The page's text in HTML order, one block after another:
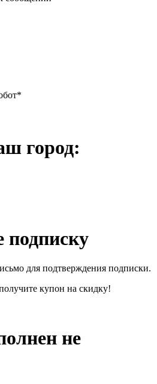
*
город:
подписку
для подтверждения подписки.
купон на скидку!
не